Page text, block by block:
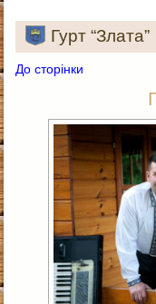
Гурт “Злата”
До сторінки